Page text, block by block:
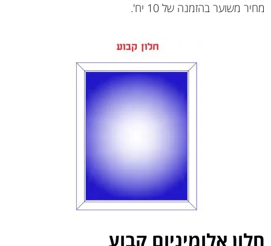
מחיר משוער בהזמנה של 10 יח'.
חלון אלומיניום קבוע